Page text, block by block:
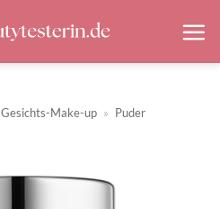
Gesichts-Make-up » Puder